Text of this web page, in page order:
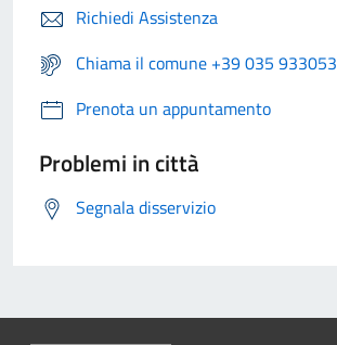
Richiedi Assistenza
Chiama il comune +39 035 933053
Prenota un appuntamento
Problemi in città
Segnala disservizio